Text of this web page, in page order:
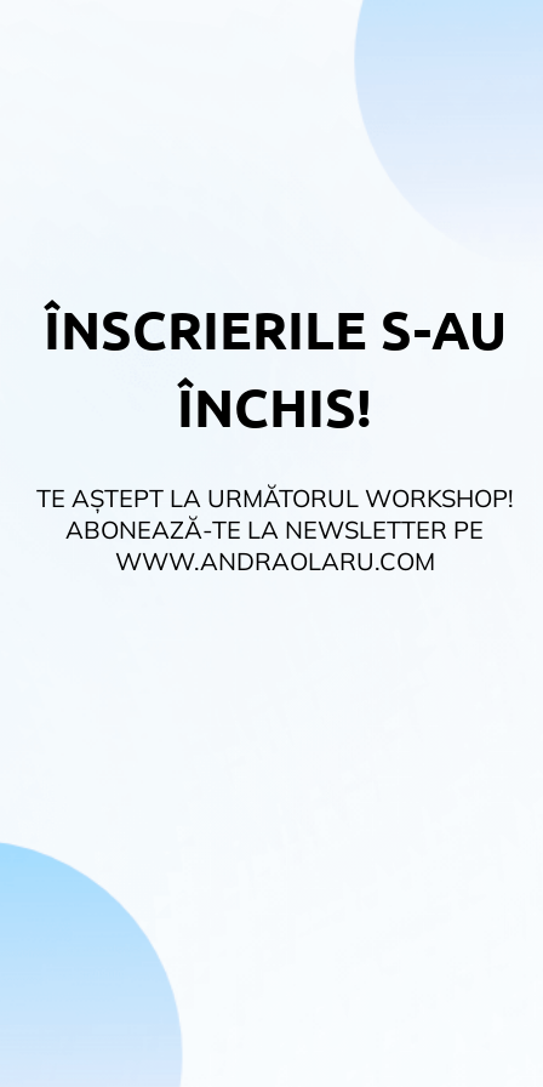
ÎNSCRIERILE S-AU
ÎNCHIS!
TE AȘTEPT LA URMĂTORUL WORKSHOP!
ABONEAZĂ-TE LA NEWSLETTER PE
WWW.ANDRAOLARU.COM